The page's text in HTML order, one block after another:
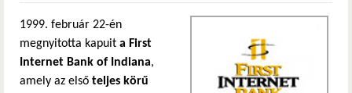
1999. február 22-én
megnyitotta kapuit a First
Internet Bank of Indiana,
amely az első teljes körű